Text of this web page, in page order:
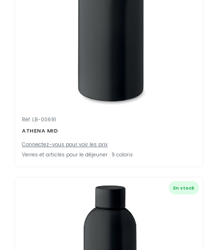
Réf. LB-00691
ATHENA MID
Connectez-vous pour voir les prix
Verres et articles pour le déjeuner · 9 coloris
En stock